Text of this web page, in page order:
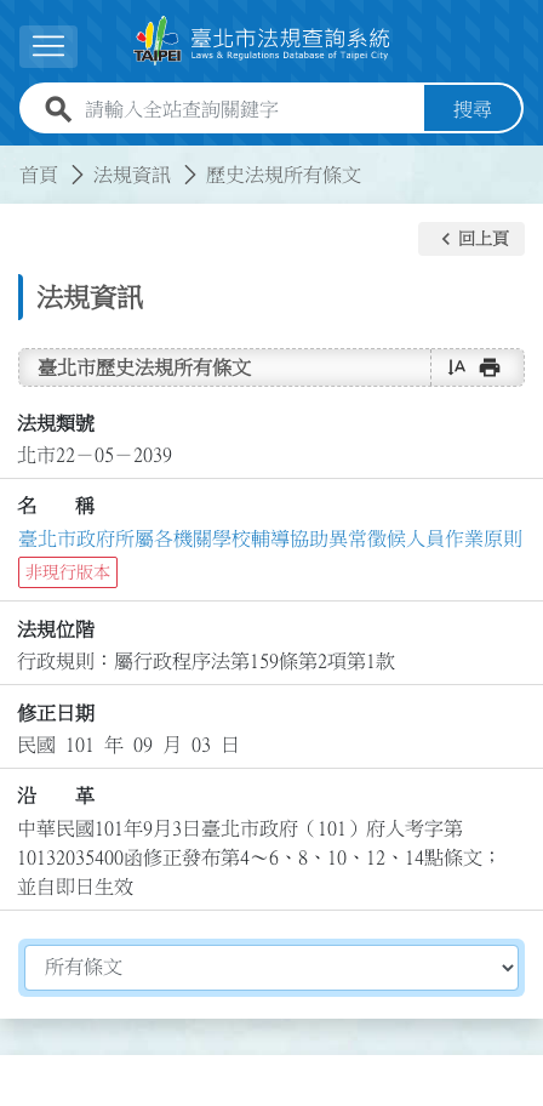
展開選單
全站查詢關鍵字欄位 搜尋
首頁 法規資訊 歷史法規所有條文
法規資訊
keyboard_arrow_left 回上頁
臺北市歷史法規所有條文 text_rotate_vertical print
法規類號
北市22－05－2039
名 稱
臺北市政府所屬各機關學校輔導協助異常徵候人員作業原則
非現行版本
法規位階
行政規則：屬行政程序法第159條第2項第1款
修正日期
民國 101 年 09 月 03 日
沿 革
中華民國101年9月3日臺北市政府（101）府人考字第
10132035400函修正發布第4～6、8、10、12、14點條文；
並自即日生效
切換選擇法規資訊內容